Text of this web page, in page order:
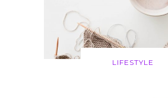
LIFESTYLE